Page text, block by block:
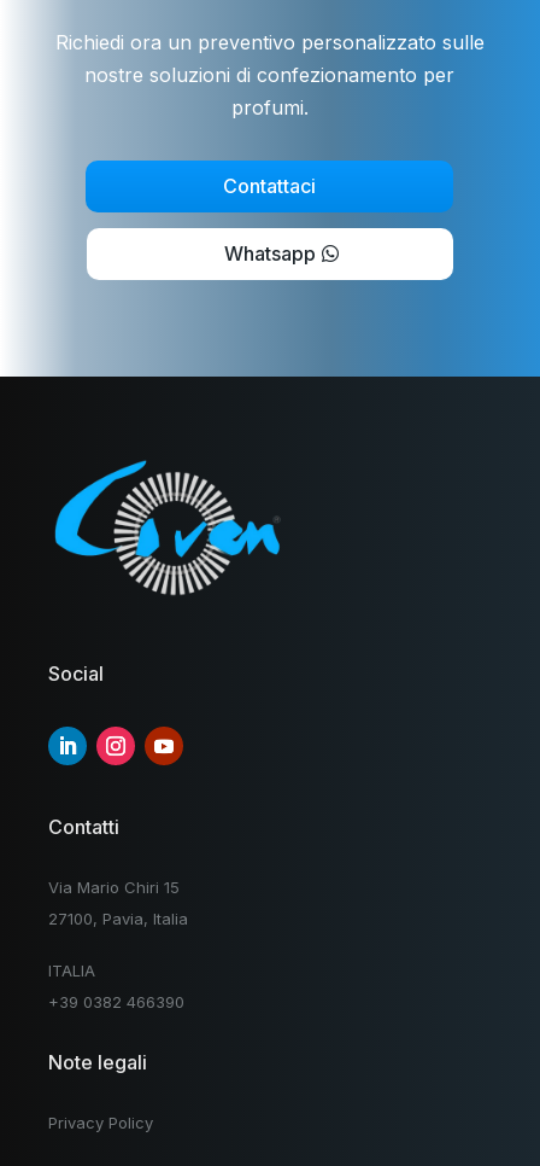
Richiedi ora un preventivo personalizzato sulle
nostre soluzioni di confezionamento per
profumi.
Contattaci
Whatsapp
Social
Contatti
Via Mario Chiri 15
27100, Pavia, Italia
ITALIA
+39 0382 466390
Note legali
Privacy Policy